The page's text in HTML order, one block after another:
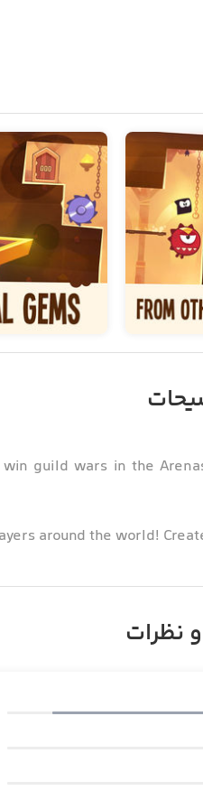
guild wars in the
around the world!
و نظرات